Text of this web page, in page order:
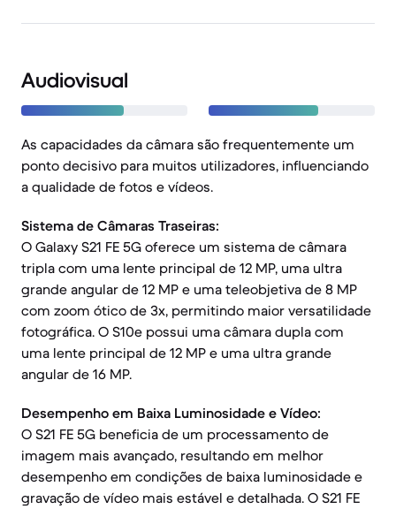
Audiovisual
As capacidades da câmara são frequentemente um
ponto decisivo para muitos utilizadores, influenciando
a qualidade de fotos e vídeos.
Sistema de Câmaras Traseiras:
O Galaxy S21 FE 5G oferece um sistema de câmara
tripla com uma lente principal de 12 MP, uma ultra
grande angular de 12 MP e uma teleobjetiva de 8 MP
com zoom ótico de 3x, permitindo maior versatilidade
fotográfica. O S10e possui uma câmara dupla com
uma lente principal de 12 MP e uma ultra grande
angular de 16 MP.
Desempenho em Baixa Luminosidade e Vídeo:
O S21 FE 5G beneficia de um processamento de
imagem mais avançado, resultando em melhor
desempenho em condições de baixa luminosidade e
gravação de vídeo mais estável e detalhada. O S21 FE